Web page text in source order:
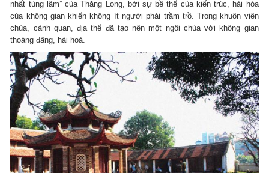
nhất tùng lâm” của Thăng Long, bởi sự bề thế của kiến trúc, hài hòa
của không gian khiến không ít người phải trầm trồ. Trong khuôn viên
chùa, cảnh quan, địa thế đã tạo nên một ngôi chùa với không gian
thoáng đãng, hài hoà.